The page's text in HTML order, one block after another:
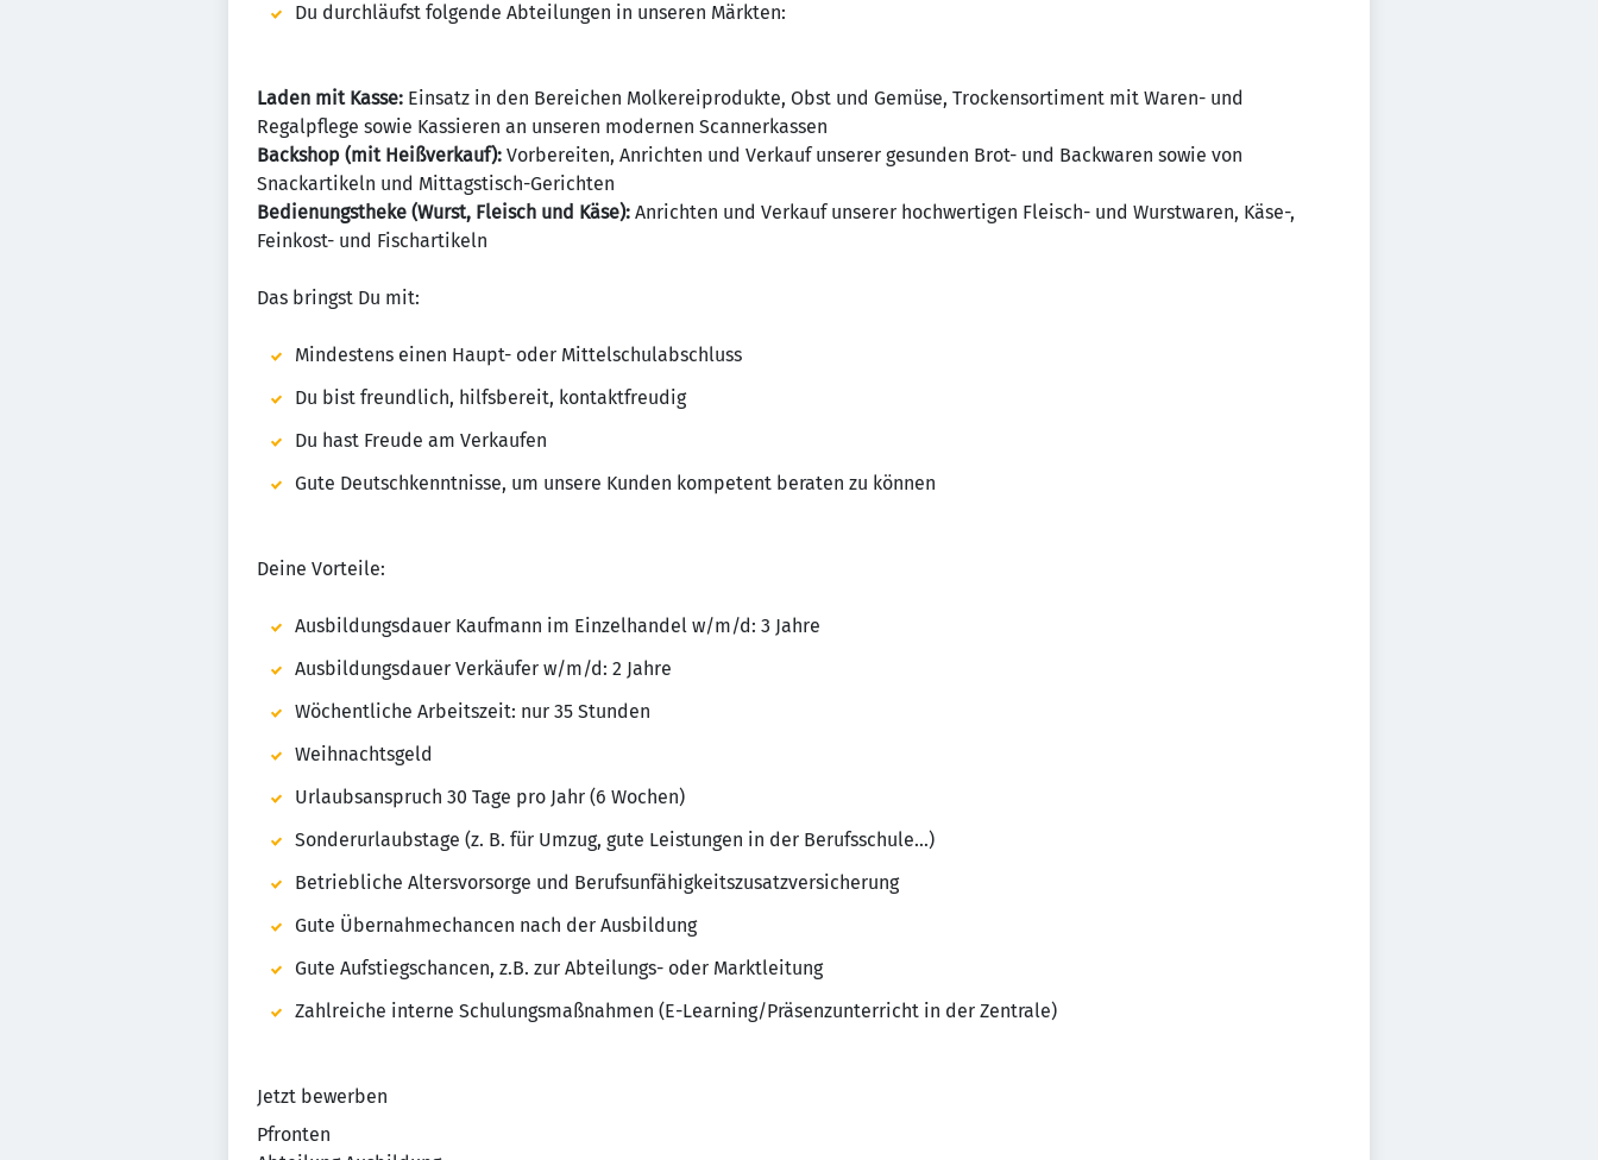
Du durchläufst folgende Abteilungen in unseren Märkten:
Laden mit Kasse: Einsatz in den Bereichen Molkereiprodukte, Obst und Gemüse, Trockensortiment mit Waren- und
Regalpflege sowie Kassieren an unseren modernen Scannerkassen
Backshop (mit Heißverkauf): Vorbereiten, Anrichten und Verkauf unserer gesunden Brot- und Backwaren sowie von
Snackartikeln und Mittagstisch-Gerichten
Bedienungstheke (Wurst, Fleisch und Käse): Anrichten und Verkauf unserer hochwertigen Fleisch- und Wurstwaren, Käse-,
Feinkost- und Fischartikeln
Das bringst Du mit:
Mindestens einen Haupt- oder Mittelschulabschluss
Du bist freundlich, hilfsbereit, kontaktfreudig
Du hast Freude am Verkaufen
Gute Deutschkenntnisse, um unsere Kunden kompetent beraten zu können
Deine Vorteile:
Ausbildungsdauer Kaufmann im Einzelhandel w/m/d: 3 Jahre
Ausbildungsdauer Verkäufer w/m/d: 2 Jahre
Wöchentliche Arbeitszeit: nur 35 Stunden
Weihnachtsgeld
Urlaubsanspruch 30 Tage pro Jahr (6 Wochen)
Sonderurlaubstage (z. B. für Umzug, gute Leistungen in der Berufsschule...)
Betriebliche Altersvorsorge und Berufsunfähigkeitszusatzversicherung
Gute Übernahmechancen nach der Ausbildung
Gute Aufstiegschancen, z.B. zur Abteilungs- oder Marktleitung
Zahlreiche interne Schulungsmaßnahmen (E-Learning/Präsenzunterricht in der Zentrale)
Jetzt bewerben
Pfronten